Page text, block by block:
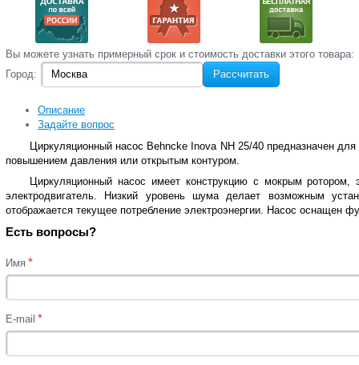
Вы‌ можете‌ узнать‌ примерный срок и стоимость‌ доставки этого товара:
Город:
Рассчитать
Описание
Задайте вопрос
Циркуляционный насос Behncke Inova NH 25/40 предназначен
повышением давления или открытым контуром.
Циркуляционный насос имеет конструкцию с мокрым ротором,
электродвигатель. Низкий уровень шума делает возможным
отображается текущее потребление электроэнергии. Насос оснащен
Есть вопросы?
Имя *
E-mail *